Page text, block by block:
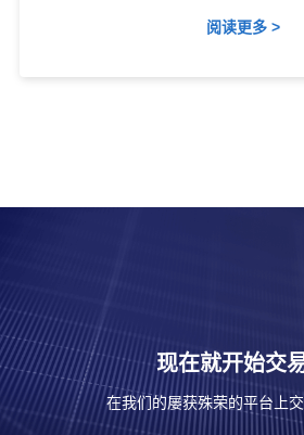
阅读更多 >
现在就开始交
在我们的屡获殊荣的平台上